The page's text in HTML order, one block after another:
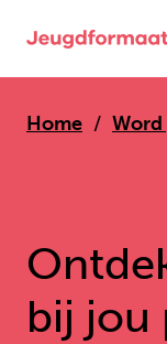
Home
bij jou